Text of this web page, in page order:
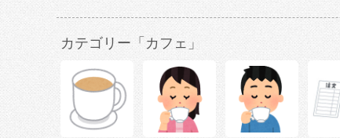
カテゴリー「カフェ」